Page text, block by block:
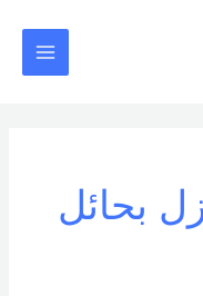
بحائل